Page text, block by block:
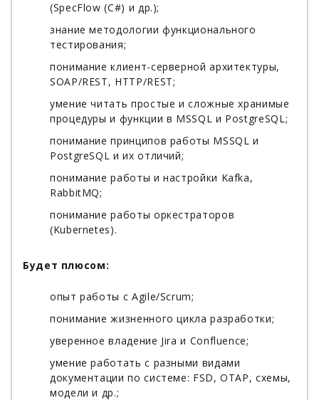
(SpecFlow (C#) и др.);
знание методологии функционального
тестирования;
понимание клиент-серверной архитектуры,
SOAP/REST, HTTP/REST;
умение читать простые и сложные хранимые
процедуры и функции в MSSQL и PostgreSQL;
понимание принципов работы MSSQL и
PostgreSQL и их отличий;
понимание работы и настройки Kafka,
RabbitMQ;
понимание работы оркестраторов
(Kubernetes).
Будет плюсом:
опыт работы с Agile/Scrum;
понимание жизненного цикла разработки;
уверенное владение Jira и Confluence;
умение работать с разными видами
документации по системе: FSD, ОТАР, схемы,
модели и др.;